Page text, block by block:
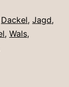
Dackel, Jagd,
, Wals,